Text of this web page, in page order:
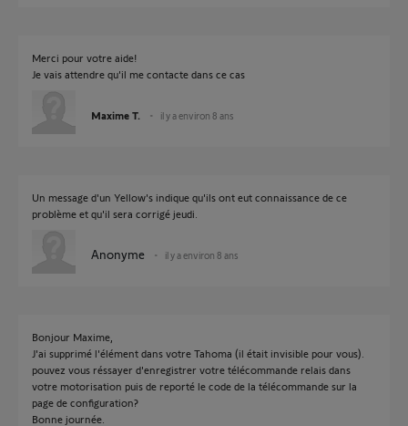
Merci pour votre aide!
Je vais attendre qu'il me contacte dans ce cas
Maxime T. il y a environ 8 ans
Un message d'un Yellow's indique qu'ils ont eut connaissance de ce
problème et qu'il sera corrigé jeudi.
Anonyme il y a environ 8 ans
Bonjour Maxime,
J'ai supprimé l'élément dans votre Tahoma (il était invisible pour vous).
pouvez vous réssayer d'enregistrer votre télécommande relais dans
votre motorisation puis de reporté le code de la télécommande sur la
page de configuration?
Bonne journée.